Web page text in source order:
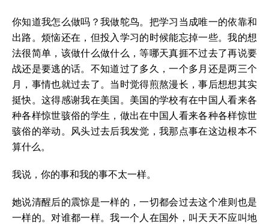
你知道我怎么做吗？我做鸵鸟。把学习当成唯一的依靠和
出路。烦恼还在，但投入学习的时候能忘掉一些。我的想
法很简单，该做什么做什么，等哪天真捱不过去了再说要
战还是要逃的话。不知道过了多久，一个多月还是两三个
月，事情也就过去了。当时觉得煎熬漫长，事后想想其实
挺快。这得感谢我在美国。美国的学校有在中国人看来各
种各样惊世骇俗的学生，做出在中国人看来各种各样惊世
骇俗的举动。风头过去后我发觉，我那点事在这边根本不
算什么。
我说，你的事和我的事不太一样。
她说清醒后的震惊是一样的，一切都会过去这个准则也是
一样的。对谁都一样。我一个人在国外，叫天天不应叫地